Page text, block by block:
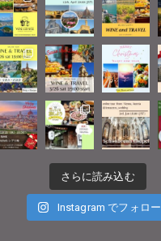
さらに読み込む
Instagram でフォロー